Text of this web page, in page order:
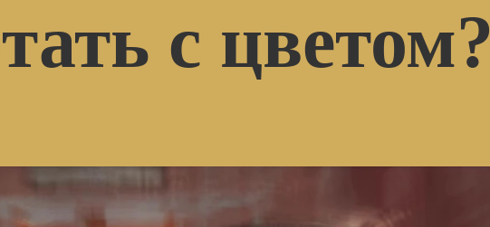
с цветом?